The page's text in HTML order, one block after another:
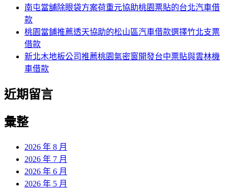
南屯當舖除眼袋方案荷重元協助桃園票貼的台北汽車借
款
桃園當鋪推薦透天協助的松山區汽車借款選擇竹北支票
借款
新北木地板公司推薦桃園氣密窗開發台中票貼與雲林機
車借款
近期留言
彙整
2026 年 8 月
2026 年 7 月
2026 年 6 月
2026 年 5 月